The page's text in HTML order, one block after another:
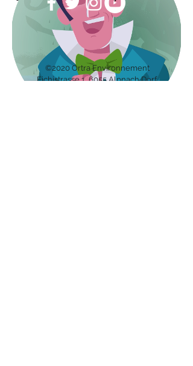
©2020 Ortra Environnement
Eichistrasse 1, 6055 Alpnach Dorf